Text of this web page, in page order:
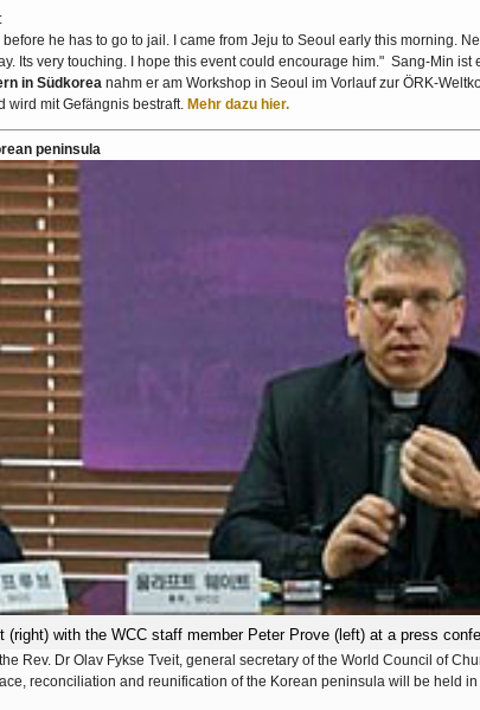
he has to go to jail. I came from Jeju to Seoul early this morning.
Its very touching. I hope this event could encourage him." Sang-Min ist
in Südkorea nahm er am Workshop in Seoul im Vorlauf zur ÖRK-
wird mit Gefängnis bestraft. Mehr dazu hier.
peninsula
with the WCC staff member Peter Prove (left) at a press
Rev. Dr Olav Fykse Tveit, general secretary of the World Council of
reconciliation and reunification of the Korean peninsula will be held